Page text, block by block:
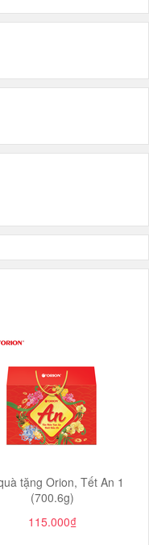
tặng Orion, Tết An 1
(700.6g)
115.000₫